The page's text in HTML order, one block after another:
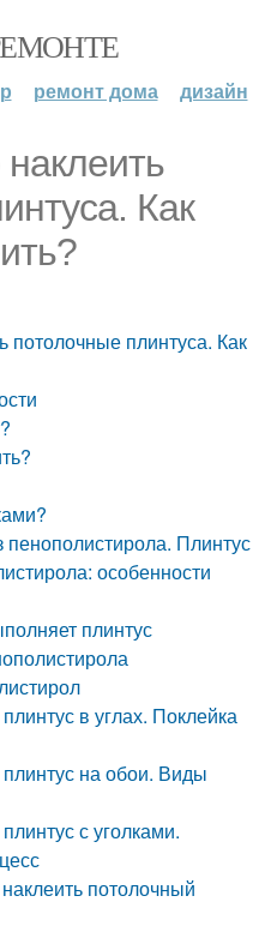
ремонт дома дизайн
Как
потолочные плинтуса. Как
Плинтус
особенности
плинтус
в углах. Поклейка
на обои. Виды
с уголками.
потолочный